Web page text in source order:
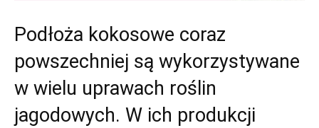
Podłoża kokosowe coraz
powszechniej są wykorzystywane
w wielu uprawach roślin
jagodowych. W ich produkcji